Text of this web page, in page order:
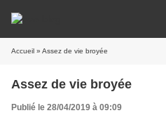
Accueil » Assez de vie broyée
Assez de vie broyée
Publié le 28/04/2019 à 09:09